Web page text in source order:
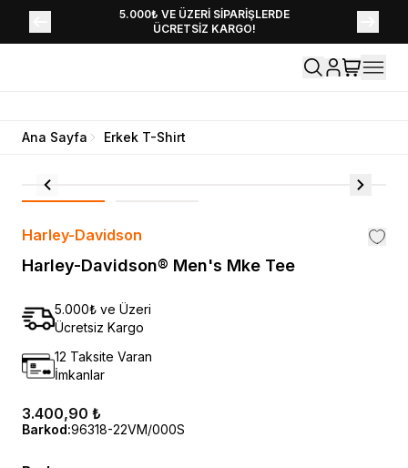
5.000₺ VE ÜZERİ SİPARİŞLERDE
ÜCRETSİZ KARGO!
YENİ SEZON KOLEKSİYONU EKLENDİ,
HEMEN KEŞFET!
Ana Sayfa Erkek T-Shirt
Harley-Davidson
Harley-Davidson® Men's Mke Tee
5.000₺ ve Üzeri
Ücretsiz Kargo
12 Taksite Varan
İmkanlar
3.400,90 ₺
Barkod:96318-22VM/000S